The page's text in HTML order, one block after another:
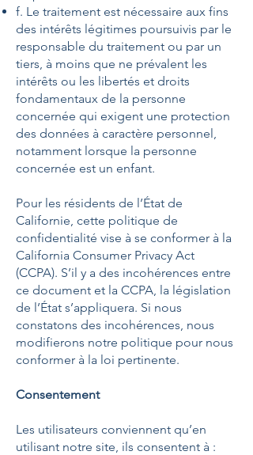
f. Le traitement est nécessaire aux fins
des intérêts légitimes poursuivis par le
responsable du traitement ou par un
tiers, à moins que ne prévalent les
intérêts ou les libertés et droits
fondamentaux de la personne
concernée qui exigent une protection
des données à caractère personnel,
notamment lorsque la personne
concernée est un enfant.
Pour les résidents de l’État de
Californie, cette politique de
confidentialité vise à se conformer à la
California Consumer Privacy Act
(CCPA). S’il y a des incohérences entre
ce document et la CCPA, la législation
de l’État s’appliquera. Si nous
constatons des incohérences, nous
modifierons notre politique pour nous
conformer à la loi pertinente.
Consentement
Les utilisateurs conviennent qu’en
utilisant notre site, ils consentent à :